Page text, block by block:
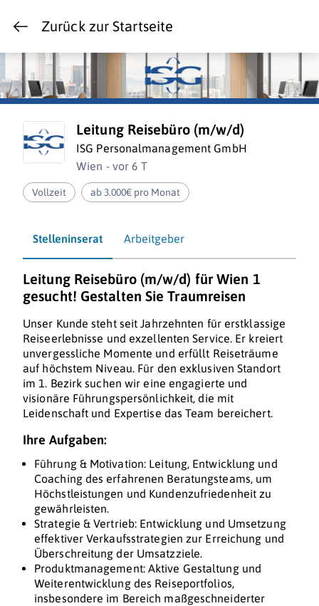
Zurück zur Startseite
Leitung Reisebüro (m/w/d)
ISG Personalmanagement GmbH
Wien - vor 6 T
Vollzeit ab 3.000€ pro Monat
Stelleninserat Arbeitgeber
Leitung Reisebüro (m/w/d) für Wien 1
gesucht! Gestalten Sie Traumreisen
Unser Kunde steht seit Jahrzehnten für erstklassige
Reiseerlebnisse und exzellenten Service. Er kreiert
unvergessliche Momente und erfüllt Reiseträume
auf höchstem Niveau. Für den exklusiven Standort
im 1. Bezirk suchen wir eine engagierte und
visionäre Führungspersönlichkeit, die mit
Leidenschaft und Expertise das Team bereichert.
Ihre Aufgaben:
Führung & Motivation: Leitung, Entwicklung und
Coaching des erfahrenen Beratungsteams, um
Höchstleistungen und Kundenzufriedenheit zu
gewährleisten.
Strategie & Vertrieb: Entwicklung und Umsetzung
effektiver Verkaufsstrategien zur Erreichung und
Überschreitung der Umsatzziele.
Produktmanagement: Aktive Gestaltung und
Weiterentwicklung des Reiseportfolios,
insbesondere im Bereich maßgeschneiderter